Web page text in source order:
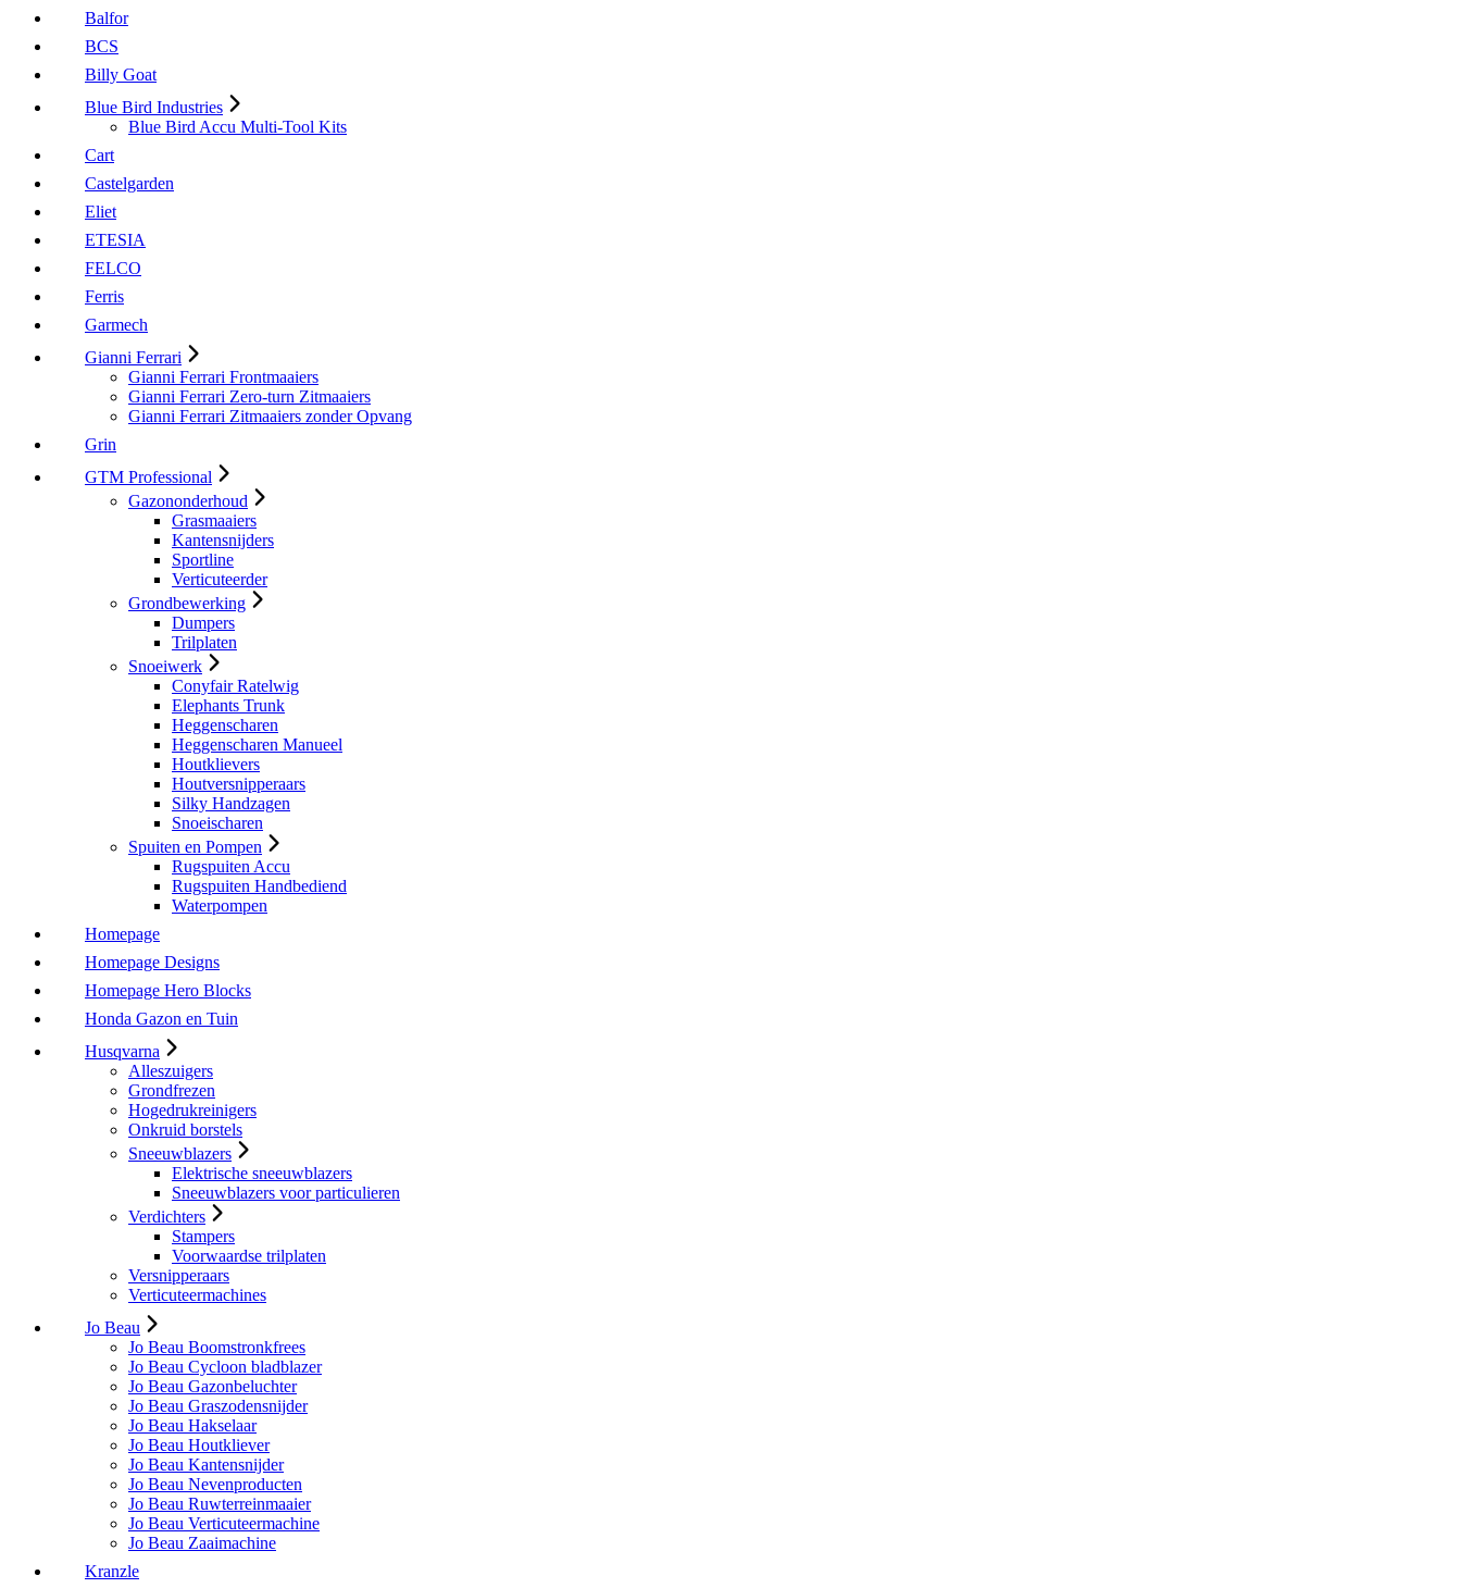
Balfor
BCS
Billy Goat
Blue Bird Industries
Blue Bird Accu Multi-Tool Kits
Cart
Castelgarden
Eliet
ETESIA
FELCO
Ferris
Garmech
Gianni Ferrari
Gianni Ferrari Frontmaaiers
Gianni Ferrari Zero-turn Zitmaaiers
Gianni Ferrari Zitmaaiers zonder Opvang
Grin
GTM Professional
Gazononderhoud
Grasmaaiers
Kantensnijders
Sportline
Verticuteerder
Grondbewerking
Dumpers
Trilplaten
Snoeiwerk
Conyfair Ratelwig
Elephants Trunk
Heggenscharen
Heggenscharen Manueel
Houtklievers
Houtversnipperaars
Silky Handzagen
Snoeischaren
Spuiten en Pompen
Rugspuiten Accu
Rugspuiten Handbediend
Waterpompen
Homepage
Homepage Designs
Homepage Hero Blocks
Honda Gazon en Tuin
Husqvarna
Alleszuigers
Grondfrezen
Hogedrukreinigers
Onkruid borstels
Sneeuwblazers
Elektrische sneeuwblazers
Sneeuwblazers voor particulieren
Verdichters
Stampers
Voorwaardse trilplaten
Versnipperaars
Verticuteermachines
Jo Beau
Jo Beau Boomstronkfrees
Jo Beau Cycloon bladblazer
Jo Beau Gazonbeluchter
Jo Beau Graszodensnijder
Jo Beau Hakselaar
Jo Beau Houtkliever
Jo Beau Kantensnijder
Jo Beau Nevenproducten
Jo Beau Ruwterreinmaaier
Jo Beau Verticuteermachine
Jo Beau Zaaimachine
Kranzle